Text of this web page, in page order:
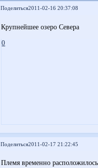
Поделиться2011-02-16 20:37:08
Крупнейшее озеро Севера
0
Поделиться2011-02-17 21:22:45
Племя временно